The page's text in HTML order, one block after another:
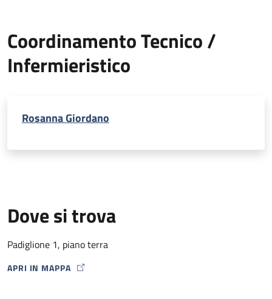
Coordinamento Tecnico /
Infermieristico
Rosanna Giordano
Dove si trova
Padiglione 1, piano terra
APRI IN MAPPA
MAP ICON